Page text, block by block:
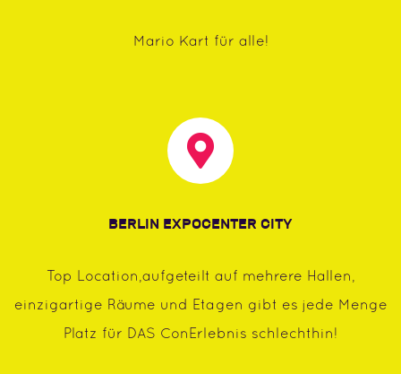
Mario Kart für alle!
BERLIN EXPOCENTER CITY
Top Location,aufgeteilt auf mehrere Hallen,
einzigartige Räume und Etagen gibt es jede Menge
Platz für DAS ConErlebnis schlechthin!